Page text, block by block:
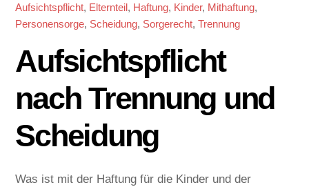
Aufsichtspflicht, Elternteil, Haftung, Kinder, Mithaftung,
Personensorge, Scheidung, Sorgerecht,Trennung
Aufsichtspflicht
nach Trennung und
Scheidung
Was ist mit der Haftung für die Kinder und der